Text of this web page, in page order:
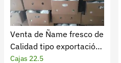
Venta de Ñame fresco de
Calidad tipo exportación
x kilogramo
Cajas 22.5
contacto@croper.com
© 2026 Croper.com Todos los
Versión 5.45.0